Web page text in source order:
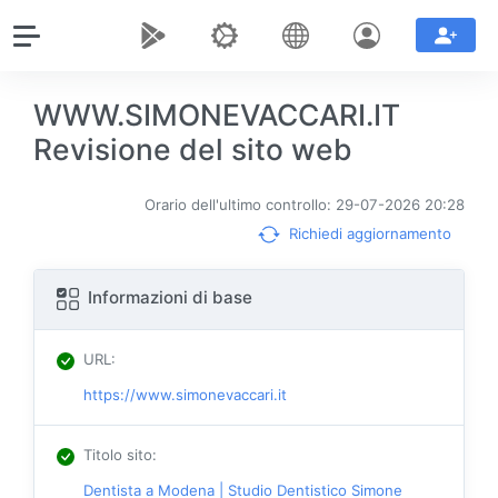
WWW.SIMONEVACCARI.IT
Revisione del sito web
Orario dell'ultimo controllo: 29-07-2026 20:28
Richiedi aggiornamento
Informazioni di base
URL:
https://www.simonevaccari.it
Titolo sito:
Dentista a Modena | Studio Dentistico Simone